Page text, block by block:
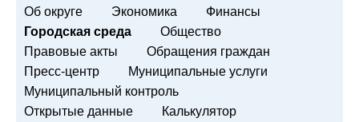
Об округе Экономика
Финансы
Городская среда
Общество
Правовые акты
Обращения граждан
Пресс-центр
Муниципальные услуги
Муниципальный контроль
Открытые данные
Калькулятор